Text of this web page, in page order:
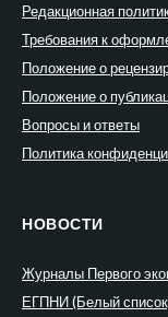
Редакционная
Требования к
Положение о
Положение о
Вопросы и ответы
Политика
НОВОСТИ
Журналы Первого
ЕГПНИ (Белый